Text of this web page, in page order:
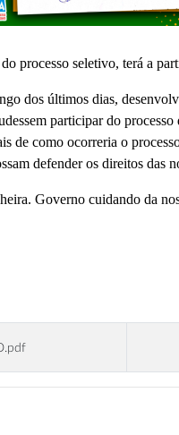
processo seletivo, terá a
dos últimos dias,
participar do
de como ocorreria o
defender os direitos das
Governo cuidando da